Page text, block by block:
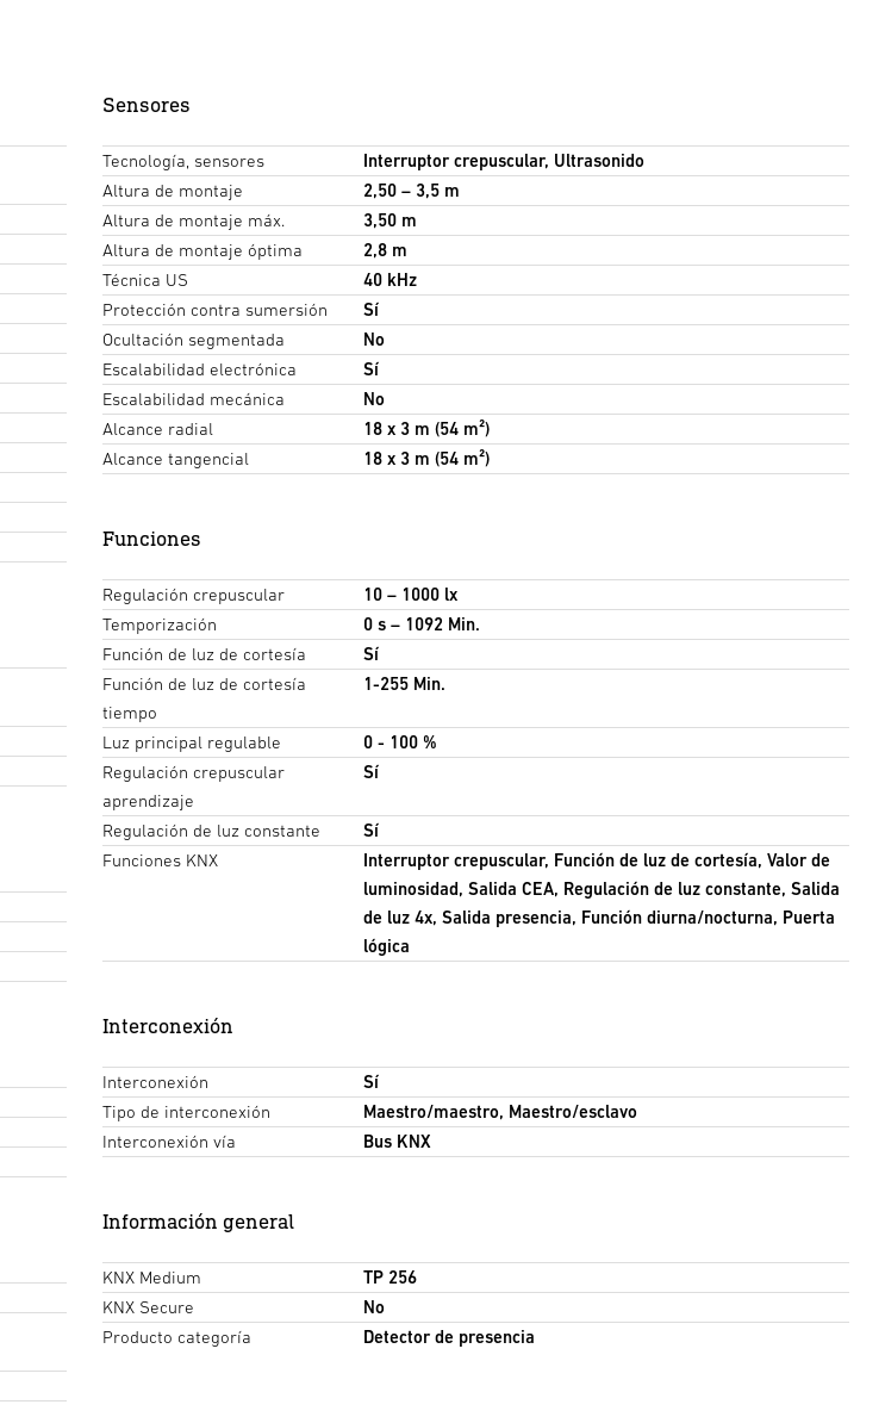
Sensores
Tecnología, sensores
Interruptor crepuscular, Ultrasonido
Altura de montaje
2,50 – 3,5 m
Altura de montaje máx.
3,50 m
Altura de montaje óptima
2,8 m
Técnica US
40 kHz
Protección contra sumersión
Sí
Ocultación segmentada
No
Escalabilidad electrónica
Sí
Escalabilidad mecánica
No
Alcance radial
18 x 3 m (54 m²)
Alcance tangencial
18 x 3 m (54 m²)
Funciones
Regulación crepuscular
10 – 1000 lx
Temporización
0 s – 1092 Min.
Función de luz de cortesía
Sí
Función de luz de cortesía
tiempo
1-255 Min.
Luz principal regulable
0 - 100 %
Regulación crepuscular
aprendizaje
Sí
Regulación de luz constante
Sí
Funciones KNX
Interruptor crepuscular, Función de luz de cortesía, Valor de
luminosidad, Salida CEA, Regulación de luz constante, Salida
de luz 4x, Salida presencia, Función diurna/nocturna, Puerta
lógica
Interconexión
Interconexión
Sí
Tipo de interconexión
Maestro/maestro, Maestro/esclavo
Interconexión vía
Bus KNX
Información general
KNX Medium
TP 256
KNX Secure
No
Producto categoría
Detector de presencia